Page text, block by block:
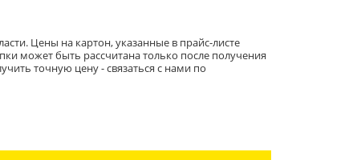
Цены на картон, указанные в прайс-листе
может быть рассчитана только после получения
точную цену - связаться с нами по